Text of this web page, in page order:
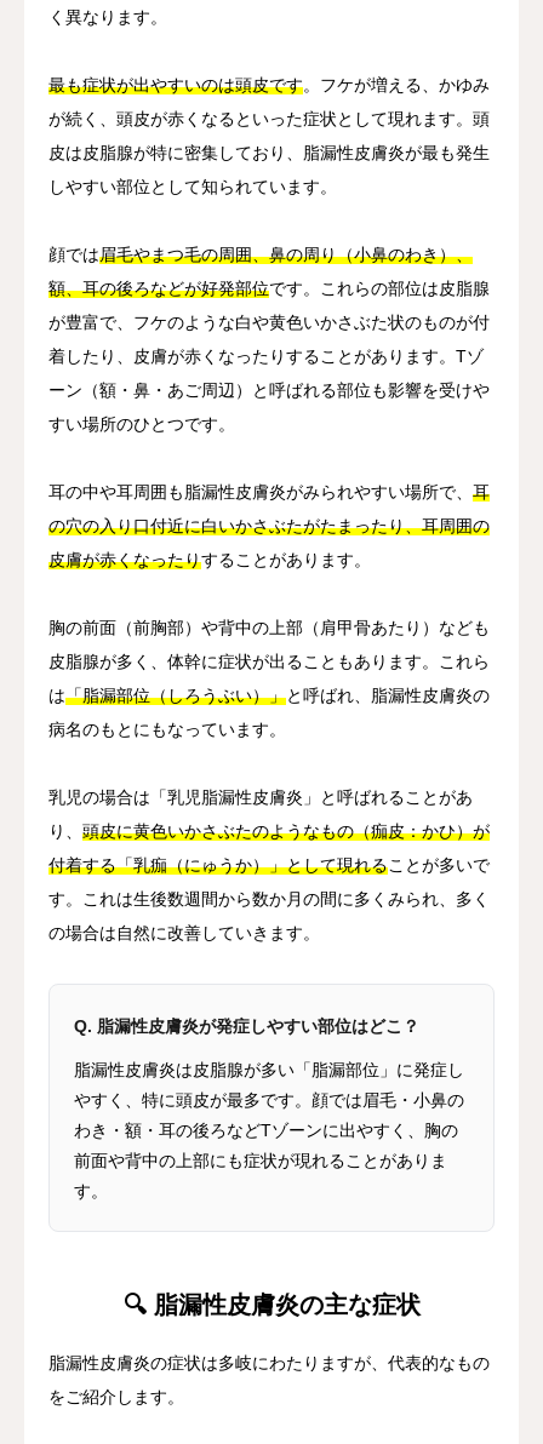
く異なります。
最も症状が出やすいのは頭皮です。フケが増える、かゆみ
が続く、頭皮が赤くなるといった症状として現れます。頭
皮は皮脂腺が特に密集しており、脂漏性皮膚炎が最も発生
しやすい部位として知られています。
顔では眉毛やまつ毛の周囲、鼻の周り（小鼻のわき）、
額、耳の後ろなどが好発部位です。これらの部位は皮脂腺
が豊富で、フケのような白や黄色いかさぶた状のものが付
着したり、皮膚が赤くなったりすることがあります。Tゾ
ーン（額・鼻・あご周辺）と呼ばれる部位も影響を受けや
すい場所のひとつです。
耳の中や耳周囲も脂漏性皮膚炎がみられやすい場所で、 耳
の穴の入り口付近に白いかさぶたがたまったり、耳周囲の
皮膚が赤くなったりすることがあります。
胸の前面（前胸部）や背中の上部（肩甲骨あたり）なども
皮脂腺が多く、体幹に症状が出ることもあります。これら
は「脂漏部位（しろうぶい）」と呼ばれ、脂漏性皮膚炎の
病名のもとにもなっています。
乳児の場合は「乳児脂漏性皮膚炎」と呼ばれることがあ
り、 頭皮に黄色いかさぶたのようなもの（痂皮：かひ）が
付着する「乳痂（にゅうか）」として現れることが多いで
す。これは生後数週間から数か月の間に多くみられ、多く
の場合は自然に改善していきます。
Q. 脂漏性皮膚炎が発症しやすい部位はどこ？
脂漏性皮膚炎は皮脂腺が多い「脂漏部位」に発症し
やすく、特に頭皮が最多です。顔では眉毛・小鼻の
わき・額・耳の後ろなどTゾーンに出やすく、胸の
前面や背中の上部にも症状が現れることがありま
す。
🔍 脂漏性皮膚炎の主な症状
脂漏性皮膚炎の症状は多岐にわたりますが、代表的なもの
をご紹介します。